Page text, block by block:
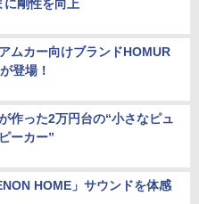
剛性を向上
ムカー向けブランドHOMUR
登場！
作った2万円台の“小さなピュ
ーカー”
HOME」サウンドを体感